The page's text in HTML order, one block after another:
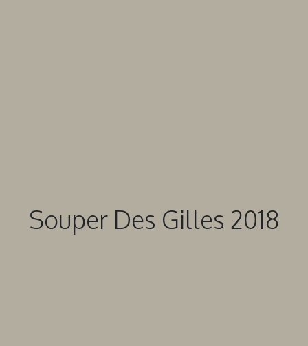
Souper Des Gilles 2018